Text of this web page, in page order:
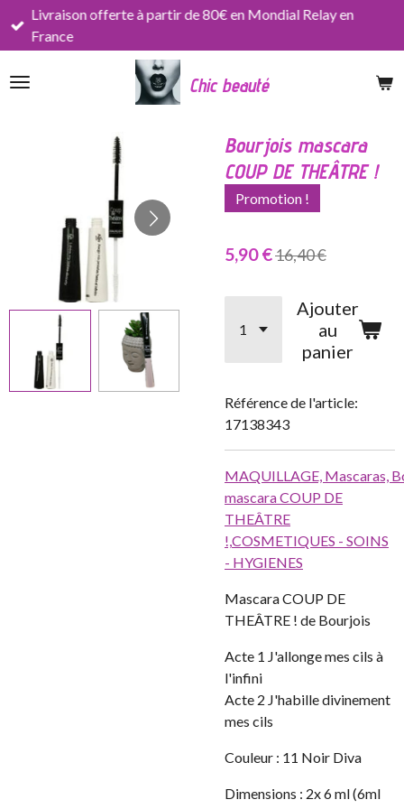
Passer
principal
Chic beauté
Livraison offerte à partir de 80€ en Mondial Relay en
France
Bourjois mascara
COUP DE THEÂTRE !
Promotion !
5,90 €16,40 €
Ajouter
au
panier
Référence de l'article:
17138343
MAQUILLAGE, Mascaras,
mascara COUP DE
THEÂTRE
!,COSMETIQUES - SOINS
- HYGIENES
Mascara COUP DE
THEÂTRE ! de Bourjois
Acte 1 J'allonge mes cils à
l'infini
Acte 2 J'habille divinement
mes cils
Couleur : 11 Noir Diva
Dimensions : 2x 6 ml (6ml